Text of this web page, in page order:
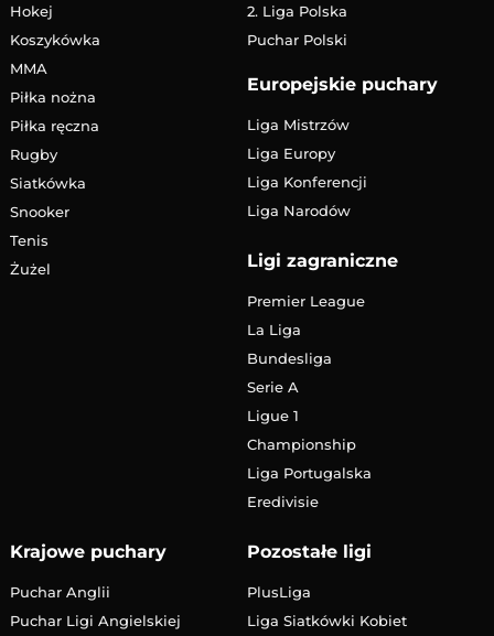
Hokej
Koszykówka
MMA
Piłka nożna
Piłka ręczna
Rugby
Siatkówka
Snooker
Tenis
Żużel
2. Liga Polska
Puchar Polski
Europejskie puchary
Liga Mistrzów
Liga Europy
Liga Konferencji
Liga Narodów
Ligi zagraniczne
Premier League
La Liga
Bundesliga
Serie A
Ligue 1
Championship
Liga Portugalska
Eredivisie
Krajowe puchary
Puchar Anglii
Puchar Ligi Angielskiej
Pozostałe ligi
PlusLiga
Liga Siatkówki Kobiet